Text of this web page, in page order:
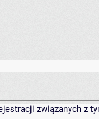
związanych z